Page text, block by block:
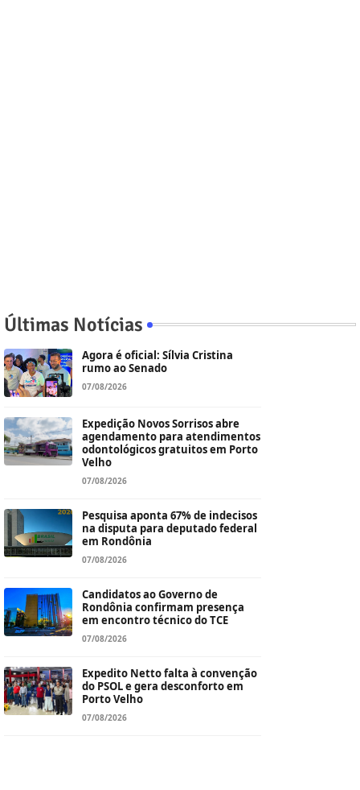
Últimas Notícias
Agora é oficial: Sílvia Cristina
rumo ao Senado
07/08/2026
Expedição Novos Sorrisos abre
agendamento para atendimentos
odontológicos gratuitos em Porto
Velho
07/08/2026
Pesquisa aponta 67% de indecisos
na disputa para deputado federal
em Rondônia
07/08/2026
Candidatos ao Governo de
Rondônia confirmam presença
em encontro técnico do TCE
07/08/2026
Expedito Netto falta à convenção
do PSOL e gera desconforto em
Porto Velho
07/08/2026